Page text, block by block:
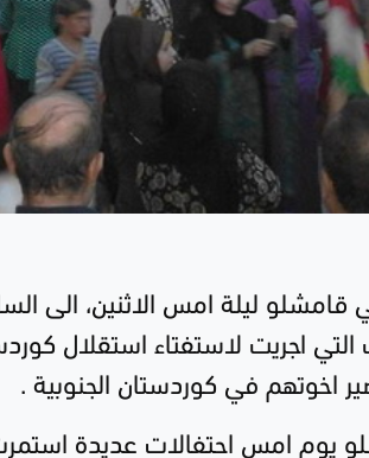
ليلة امس الاثنين، الى
التي اجريت لاستفتاء استقلال
اخوتهم في كوردستان الجنوبية .
يوم امس احتفالات عديدة